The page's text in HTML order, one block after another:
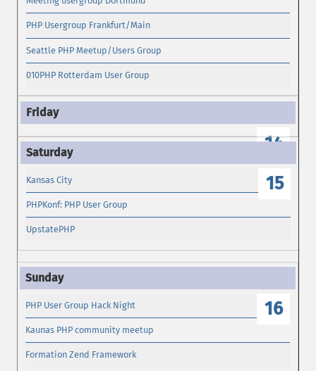
PHP Usergroup Frankfurt/Main
Seattle PHP Meetup/Users Group
010PHP Rotterdam User Group
14
15
Kansas City
PHPKonf: PHP User Group
UpstatePHP
16
PHP User Group Hack Night
Kaunas PHP community meetup
Formation Zend Framework